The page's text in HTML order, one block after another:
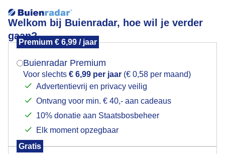
Welkom bij Buienradar, hoe wil je verder
gaan?
Premium € 6,99 / jaar
Buienradar Premium
Voor slechts € 6,99 per jaar (€ 0,58 per maand)
Advertentievrij en privacy veilig
Ontvang voor min. € 40,- aan cadeaus
10% donatie aan Staatsbosbeheer
Elk moment opzegbaar
Gratis
Wolken, windveren en blauwe lucht bij Arnemuiden
Mogen we je locatie gebruiken voor het
Indien je hier nog geen akkoord op hebt gegeven,
verschijnt er zo een pop-up uit je browser waarin
Is goed, toon de popup